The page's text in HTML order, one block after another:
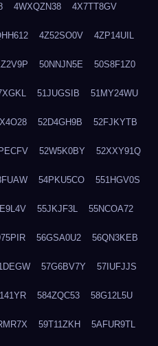
4WXQZN38 4X7TT8GV
4Z52SO0V 4ZP14UIL
50NNJN5E 50S8F1Z0
51JUGSIB 51MY24WU
52D4GH9B 52FJKYTB
52W5K0BY 52XXY91Q
54PKU5CO 551HGV0S
55JKJF3L 55NCOA72
56GSA0U2 56QN3KEB
57G6BV7Y 57IUFJJS
584ZQC53 58G12L5U
59T11ZKH 5AFUR9TL